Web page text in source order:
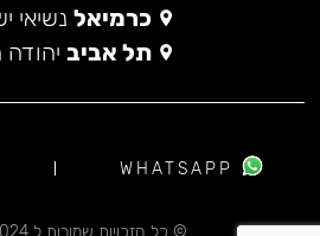
כרמיאל נשיאי
תל אביב יהודה
WHATSAPP